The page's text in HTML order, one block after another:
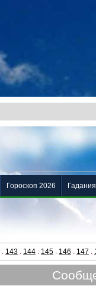
. 143 . 144 . 145 . 146 . 147 .
Гороскоп 2026 Гадания